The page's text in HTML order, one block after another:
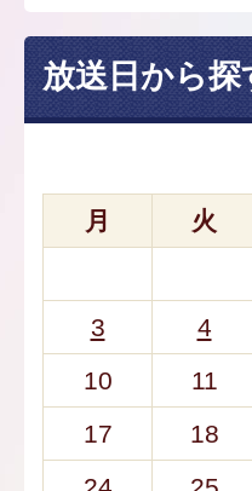
放送日から探
月 火
3 4
10
11
17
18